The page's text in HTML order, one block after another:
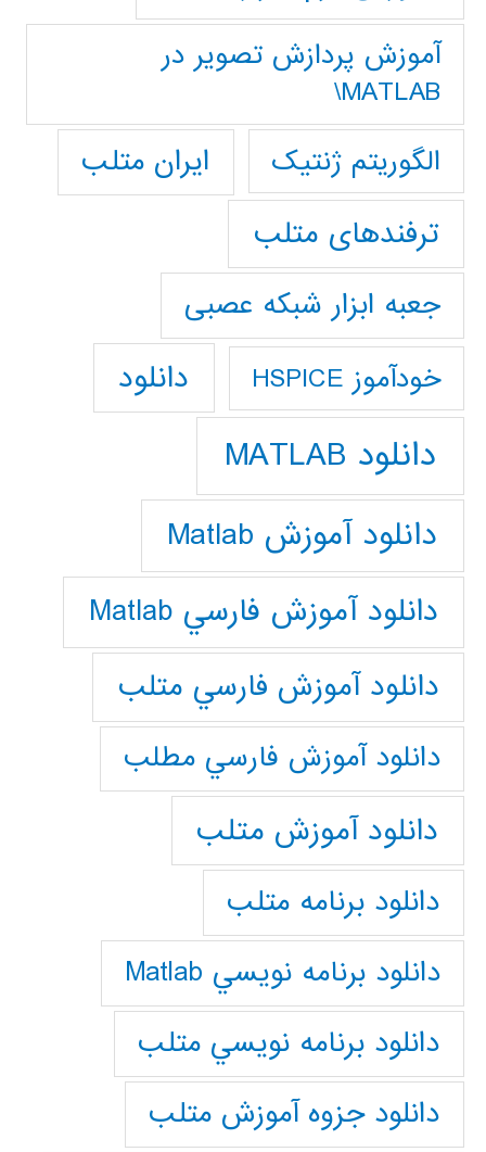
آموزش پردازش تصوير در
MATLAB\
الگوریتم ژنتیک
ایران متلب
ترفندهای متلب
جعبه ابزار شبکه عصبی
خودآموز HSPICE دانلود
دانلود MATLAB
دانلود آموزش Matlab
دانلود آموزش فارسي Matlab
دانلود آموزش فارسي متلب
دانلود آموزش فارسي مطلب
دانلود آموزش متلب
دانلود برنامه متلب
دانلود برنامه نويسي Matlab
دانلود برنامه نويسي متلب
دانلود جزوه آموزش متلب